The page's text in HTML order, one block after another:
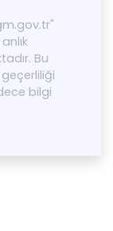
Bu
bilgi